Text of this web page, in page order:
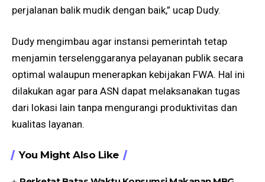
perjalanan balik mudik dengan baik,” ucap Dudy.
Dudy mengimbau agar instansi pemerintah tetap
menjamin terselenggaranya pelayanan publik secara
optimal walaupun menerapkan kebijakan FWA. Hal ini
dilakukan agar para ASN dapat melaksanakan tugas
dari lokasi lain tanpa mengurangi produktivitas dan
kualitas layanan.
You Might Also Like